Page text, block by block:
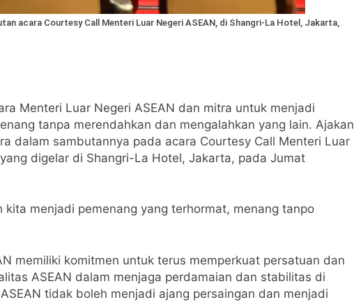
acara Courtesy Call Menteri Luar Negeri ASEAN, di Shangri-La Hotel, Jakarta,
Menteri Luar Negeri ASEAN dan mitra untuk menjadi
tanpa merendahkan dan mengalahkan yang lain. Ajakan
dalam sambutannya pada acara Courtesy Call Menteri Luar
digelar di Shangri-La Hotel, Jakarta, pada Jumat
kita menjadi pemenang yang terhormat, menang tanpo
memiliki komitmen untuk terus memperkuat persatuan dan
ASEAN dalam menjaga perdamaian dan stabilitas di
tidak boleh menjadi ajang persaingan dan menjadi